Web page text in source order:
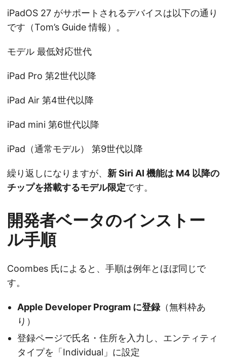
iPadOS 27 がサポートされるデバイスは以下の通り
です（Tom’s Guide 情報）。
モデル 最低対応世代
iPad Pro 第2世代以降
iPad Air 第4世代以降
iPad mini 第6世代以降
iPad（通常モデル） 第9世代以降
繰り返しになりますが、 新 Siri AI 機能は M4 以降の
チップを搭載するモデル限定です。
開発者ベータのインストー
ル手順
Coombes 氏によると、手順は例年とほぼ同じで
す。
Apple Developer Program に登録（無料枠あ
り）
登録ページで氏名・住所を入力し、エンティティ
タイプを「Individual」に設定